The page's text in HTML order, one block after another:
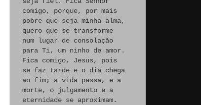
comigo, porque, por mais
pobre que seja minha alma,
quero que se transforme
num lugar de consolação
para Ti, um ninho de amor.
Fica comigo, Jesus, pois
se faz tarde e o dia chega
ao fim; a vida passa, e a
morte, o julgamento e a
eternidade se aproximam.